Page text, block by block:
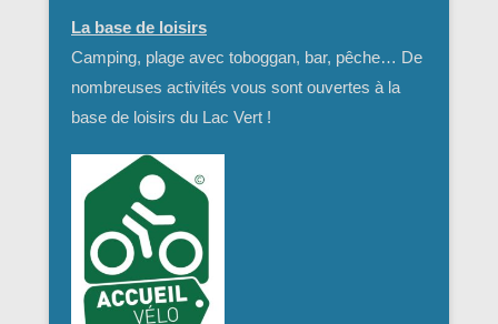
La base de loisirs
Camping, plage avec toboggan, bar, pêche… De
nombreuses activités vous sont ouvertes à la
base de loisirs du Lac Vert !